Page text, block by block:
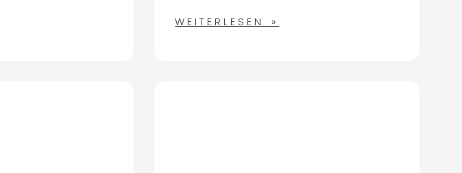
WEITERLESEN »